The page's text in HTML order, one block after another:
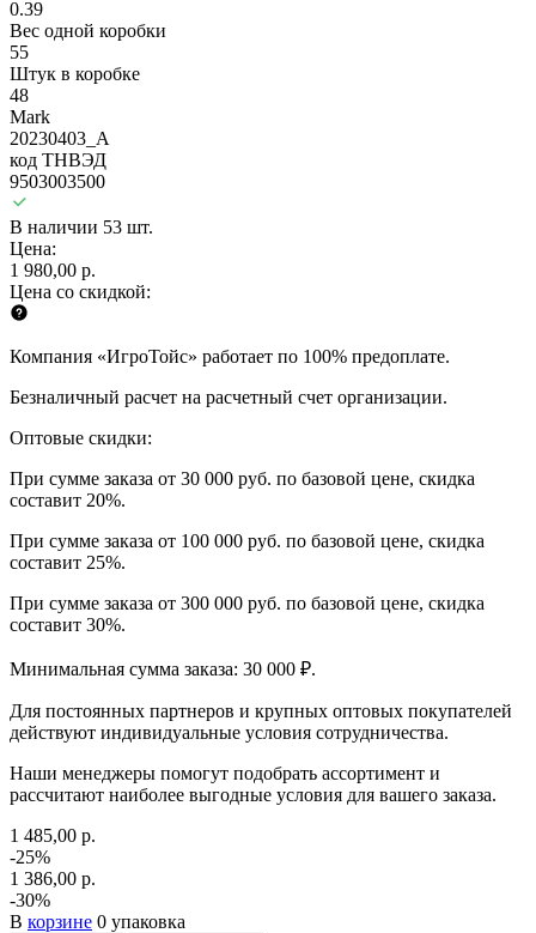
0.39
Вес одной коробки
55
Штук в коробке
48
Mark
20230403_A
код ТНВЭД
9503003500
В наличии 53 шт.
Цена:
1 980,00 р.
Цена со скидкой:
Компания «ИгроТойс» работает по 100% предоплате.
Безналичный расчет на расчетный счет организации.
Оптовые скидки:
При сумме заказа от 30 000 руб. по базовой цене, скидка
составит 20%.
При сумме заказа от 100 000 руб. по базовой цене, скидка
составит 25%.
При сумме заказа от 300 000 руб. по базовой цене, скидка
составит 30%.
Минимальная сумма заказа: 30 000 ₽.
Для постоянных партнеров и крупных оптовых покупателей
действуют индивидуальные условия сотрудничества.
Наши менеджеры помогут подобрать ассортимент и
рассчитают наиболее выгодные условия для вашего заказа.
1 485,00 р.
-25%
1 386,00 р.
-30%
В корзине 0 упаковка